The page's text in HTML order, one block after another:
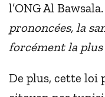
l’ONG Al Bawsala.
prononcées, la
forcément la plus
De plus, cette loi